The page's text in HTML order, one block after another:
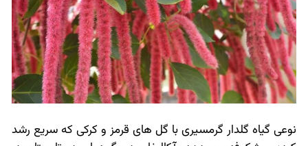
نوعی گیاه گلدار گرمسیری با گل های قرمز و کرکی که سریع رشد